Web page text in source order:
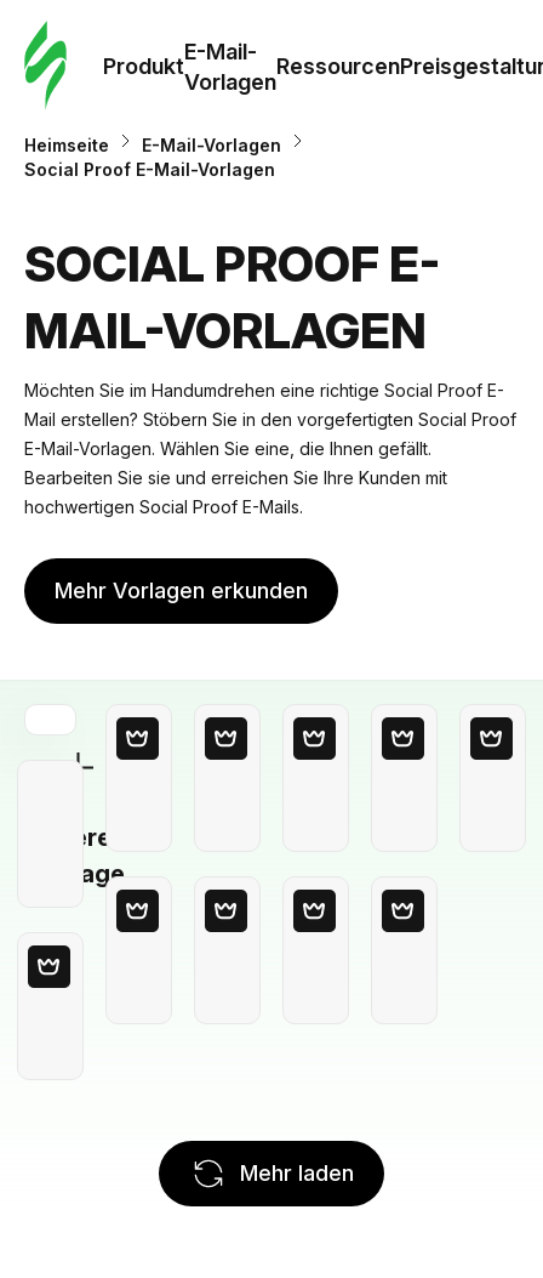
Produkt
E-Mail-
Vorlagen
Ressourcen
Heimseite
E-Mail-Vorlagen
Social Proof E-Mail-Vorlagen
SOCIAL PROOF E-
MAIL-VORLAGEN
Möchten Sie im Handumdrehen eine richtige Social Proof E-
Mail erstellen? Stöbern Sie in den vorgefertigten Social Proof
E-Mail-Vorlagen. Wählen Sie eine, die Ihnen gefällt.
Bearbeiten Sie sie und erreichen Sie Ihre Kunden mit
hochwertigen Social Proof E-Mails.
Mehr Vorlagen erkunden
Leere
Vorlage
Mehr laden